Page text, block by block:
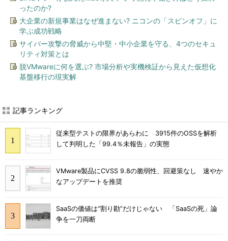
ったのか?
大企業の新規事業はなぜ進まない? ニコンの「スピンオフ」に
学ぶ成功戦略
サイバー攻撃の脅威から中堅・中小企業を守る、4つのセキュ
リティ対策とは
脱VMwareに何を選ぶ? 市場分析や実機検証から見えた仮想化
基盤移行の現実解
記事ランキング
従来型テストの限界があらわに 3915件のOSSを解析
して判明した「99.4％未報告」の実態
VMware製品にCVSS 9.8の脆弱性、回避策なし 速やか
なアップデートを推奨
SaaSの価値は“割り勘”だけじゃない 「SaaSの死」論
争を一刀両断